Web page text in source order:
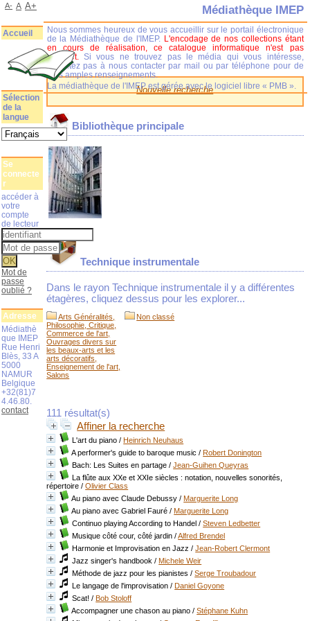
Nouvelle recherche
Bibliothèque principale
Technique instrumentale
Dans le rayon Technique instrumentale il y a différentes
étagères, cliquez dessus pour les explorer...
Arts Généralités,
Philosophie, Critique,
Commerce de l'art,
Ouvrages divers sur
les beaux-arts et les
arts décoratifs,
Enseignement de l'art,
Salons
Non classé
111 résultat(s)
Affiner la recherche
L'art du piano /Heinrich Neuhaus
A performer's guide to baroque music /Robert Donington
Bach: Les Suites en partage /Jean-Guihen Queyras
La flûte aux XXe et XXIe siècles : notation, nouvelles sonorités,
répertoire /Olivier Class
Au piano avec Claude Debussy /Marguerite Long
Au piano avec Gabriel Fauré /Marguerite Long
Continuo playing According to Handel /Steven Ledbetter
Musique côté cour, côté jardin /Alfred Brendel
Harmonie et Improvisation en Jazz /Jean-Robert Clermont
Jazz singer's handbook /Michele Weir
Méthode de jazz pour les pianistes /Serge Troubadour
Le langage de l'improvisation /Daniel Goyone
Scat! /Bob Stoloff
Accompagner une chason au piano /Stéphane Kuhn
Médiathèque IMEP
Nous sommes heureux de vous accueillir sur le portail électronique
de la Médiathèque de l'IMEP. L'encodage de nos collections étant
en cours de réalisation, ce catalogue informatique n'est pas
complet.
Si vous ne trouvez pas le média qui vous intéresse,
n'hésitez pas à nous contacter par mail ou par téléphone pour de
plus amples renseignements.
La médiathèque de l'IMEP est gérée avec le logiciel libre « PMB ».
A- A A+
Accueil
Sélection
de la
langue
Se
connecte
r
accéder à
votre
compte
de lecteur
Mot de
passe
oublié ?
Adresse
Médiathè
que IMEP
Rue Henri
Blès, 33 A
5000
NAMUR
Belgique
+32(81)7
4.46.80.
contact